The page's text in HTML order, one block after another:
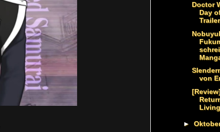
Doctor
Day
Trailer
von
►